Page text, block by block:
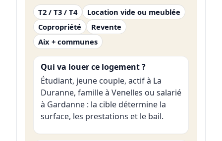
T2 / T3 / T4
Location vide ou meublée
Copropriété
Revente
Aix + communes
Qui va louer ce logement ?
Étudiant, jeune couple, actif à La
Duranne, famille à Venelles ou salarié
à Gardanne : la cible détermine la
surface, les prestations et le bail.